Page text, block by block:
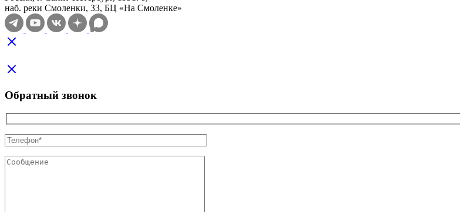
наб. реки Смоленки, 33, БЦ «На Смоленке»
Обратный звонок